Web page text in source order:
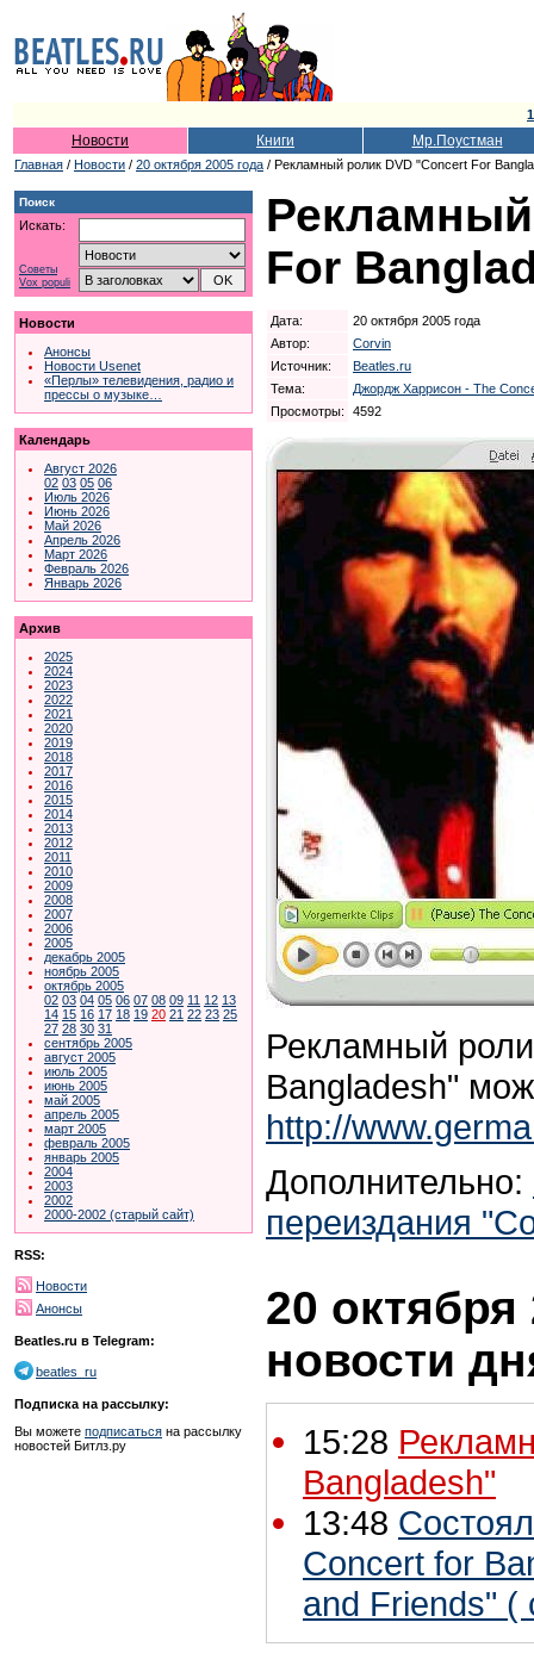
Новости Книги Мр.Поустман
Главная / Новости / 20 октября 2005 года / Рекламный ролик DVD "Concert For
Поиск
Искать:
Советы
Vox populi
Новости
Анонсы
Новости Usenet
«Перлы» телевидения, радио и
прессы о музыке…
Календарь
Август 2026
02 03 05 06
Июль 2026
Июнь 2026
Май 2026
Апрель 2026
Март 2026
Февраль 2026
Январь 2026
Архив
2025
2024
2023
2022
2021
2020
2019
2018
2017
2016
2015
2014
2013
2012
2011
2010
2009
2008
2007
2006
2005
декабрь 2005
ноябрь 2005
октябрь 2005
02 03 04 05 06 07 08 09 11 12 13
14 15 16 17 18 19 20 21 22 23 25
27 28 30 31
сентябрь 2005
август 2005
июль 2005
июнь 2005
май 2005
апрель 2005
март 2005
февраль 2005
январь 2005
2004
2003
2002
2000-2002 (старый сайт)
RSS:
Новости
Анонсы
Beatles.ru в Telegram:
beatles_ru
Подписка на рассылку:
Вы можете подписаться на рассылку
новостей Битлз.ру
For
Дата:
20 октября 2005 года
Автор:
Corvin
Источник:
Beatles.ru
Тема:
Джордж Харрисон - The
Просмотры:
4592
Рекламный
Bangladesh"
http://
Дополнительно:
переиздания
20 октября
новости
15:28
Bangladesh"
13:48
Concert for
and Friends" (